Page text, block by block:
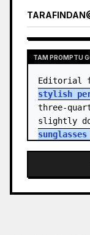
TARAFINDAN
TAM PROMPTU
Editorial
stylish
three-
slightly
sunglasses